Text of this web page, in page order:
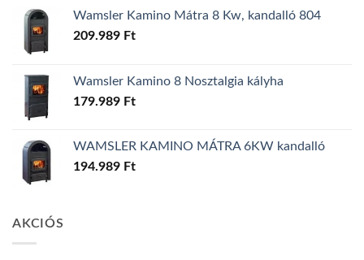
Wamsler Kamino Mátra 8 Kw, kandalló 804
209.989 Ft
Wamsler Kamino 8 Nosztalgia kályha
179.989 Ft
WAMSLER KAMINO MÁTRA 6KW kandalló
194.989 Ft
AKCIÓS